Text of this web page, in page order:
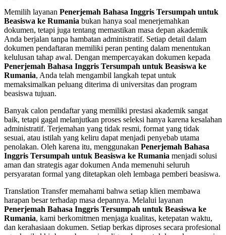
Memilih layanan Penerjemah Bahasa Inggris Tersumpah untuk
Beasiswa ke Rumania bukan hanya soal menerjemahkan
dokumen, tetapi juga tentang memastikan masa depan akademik
Anda berjalan tanpa hambatan administratif. Setiap detail dalam
dokumen pendaftaran memiliki peran penting dalam menentukan
kelulusan tahap awal. Dengan mempercayakan dokumen kepada
Penerjemah Bahasa Inggris Tersumpah untuk Beasiswa ke
Rumania, Anda telah mengambil langkah tepat untuk
memaksimalkan peluang diterima di universitas dan program
beasiswa tujuan.
Banyak calon pendaftar yang memiliki prestasi akademik sangat
baik, tetapi gagal melanjutkan proses seleksi hanya karena kesalahan
administratif. Terjemahan yang tidak resmi, format yang tidak
sesuai, atau istilah yang keliru dapat menjadi penyebab utama
penolakan. Oleh karena itu, menggunakan Penerjemah Bahasa
Inggris Tersumpah untuk Beasiswa ke Rumania menjadi solusi
aman dan strategis agar dokumen Anda memenuhi seluruh
persyaratan formal yang ditetapkan oleh lembaga pemberi beasiswa.
Translation Transfer memahami bahwa setiap klien membawa
harapan besar terhadap masa depannya. Melalui layanan
Penerjemah Bahasa Inggris Tersumpah untuk Beasiswa ke
Rumania, kami berkomitmen menjaga kualitas, ketepatan waktu,
dan kerahasiaan dokumen. Setiap berkas diproses secara profesional